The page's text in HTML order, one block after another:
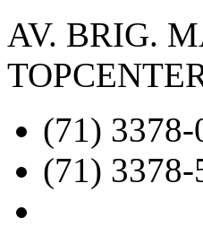
AV. BRIG.
(71) 3378-
(71) 3378-